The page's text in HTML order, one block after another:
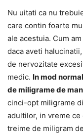
Nu uitati ca nu
care contin foarte
ale acestuia. Cum
daca aveti
de nervozitate
medic. In mod
de miligrame de
cinci-opt miligrame
adultilor, in vreme
treime de miligram